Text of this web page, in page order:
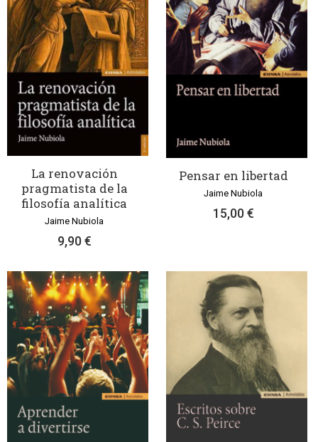
La renovación
pragmatista de la
filosofía analítica
Jaime Nubiola
9,90 €
Pensar en libertad
Jaime Nubiola
15,00 €